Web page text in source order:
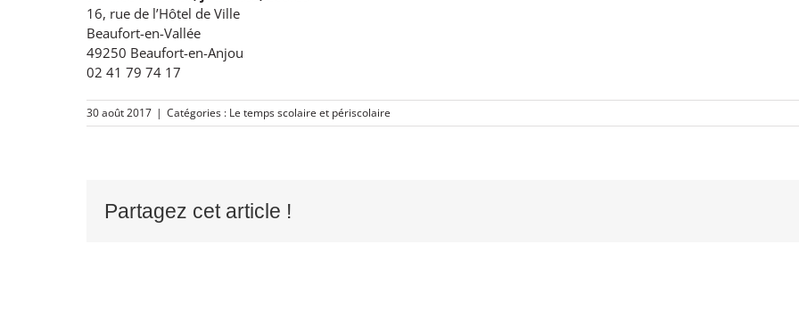
16, rue de l’Hôtel de Ville
Beaufort-en-Vallée
49250 Beaufort-en-Anjou
02 41 79 74 17
30 août 2017 | Catégories : Le temps scolaire et périscolaire
Partagez cet article !